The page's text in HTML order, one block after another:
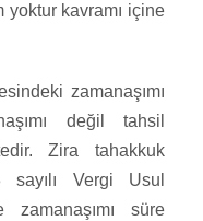
kavramı içine
zamanaşımı
değil tahsil
Zira tahakkuk
sayılı Vergi Usul
zamanaşımı süre